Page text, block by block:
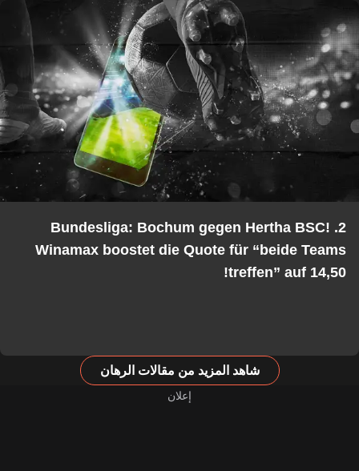
2. Bundesliga: Bochum gegen Hertha BSC!
Winamax boostet die Quote für “beide Teams
treffen” auf 14,50!
شاهد المزيد من مقالات الرهان